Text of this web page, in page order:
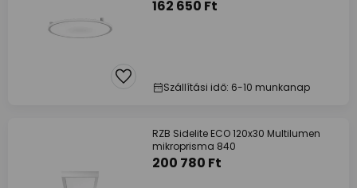
162 650 Ft
Szállítási idő: 6-10 munkanap
RZB Sidelite ECO 120x30 Multilumen
mikroprisma 840
200 780 Ft